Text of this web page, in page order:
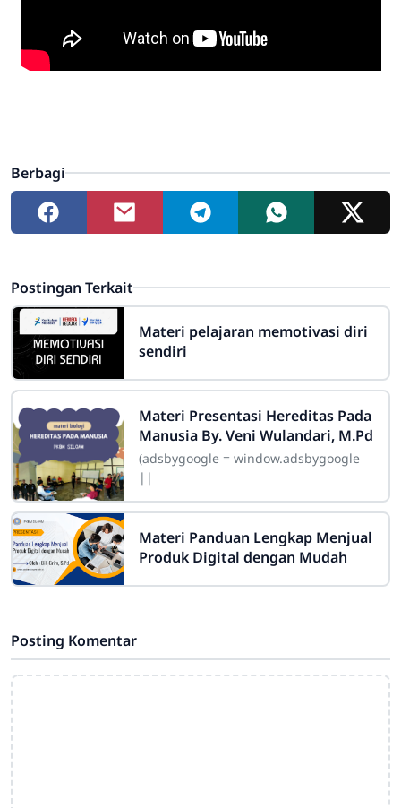
Berbagi
Postingan Terkait
Materi pelajaran memotivasi diri
sendiri
Materi Presentasi Hereditas Pada
Manusia By. Veni Wulandari, M.Pd
(adsbygoogle = window.adsbygoogle
||
Materi Panduan Lengkap Menjual
Produk Digital dengan Mudah
Posting Komentar